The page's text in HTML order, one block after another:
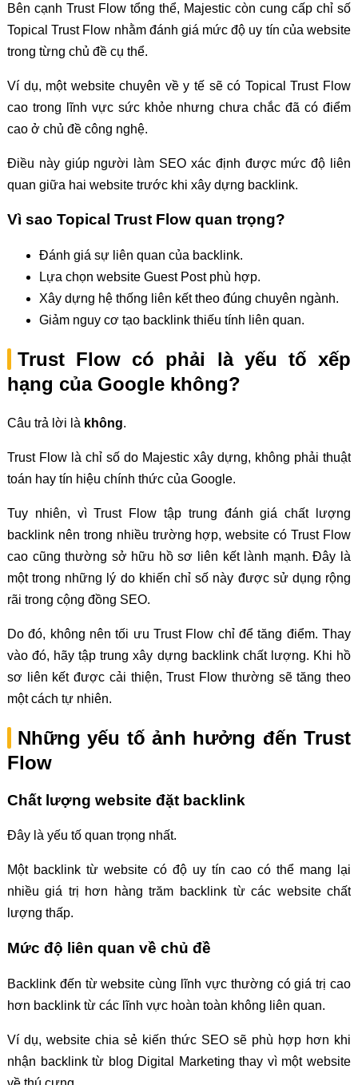
Bên cạnh Trust Flow tổng thể, Majestic còn cung cấp chỉ số
Topical Trust Flow nhằm đánh giá mức độ uy tín của website
trong từng chủ đề cụ thể.
Ví dụ, một website chuyên về y tế sẽ có Topical Trust Flow
cao trong lĩnh vực sức khỏe nhưng chưa chắc đã có điểm
cao ở chủ đề công nghệ.
Điều này giúp người làm SEO xác định được mức độ liên
quan giữa hai website trước khi xây dựng backlink.
Vì sao Topical Trust Flow quan trọng?
Đánh giá sự liên quan của backlink.
Lựa chọn website Guest Post phù hợp.
Xây dựng hệ thống liên kết theo đúng chuyên ngành.
Giảm nguy cơ tạo backlink thiếu tính liên quan.
Trust Flow có phải là yếu tố xếp
hạng của Google không?
Câu trả lời là không.
Trust Flow là chỉ số do Majestic xây dựng, không phải thuật
toán hay tín hiệu chính thức của Google.
Tuy nhiên, vì Trust Flow tập trung đánh giá chất lượng
backlink nên trong nhiều trường hợp, website có Trust Flow
cao cũng thường sở hữu hồ sơ liên kết lành mạnh. Đây là
một trong những lý do khiến chỉ số này được sử dụng rộng
rãi trong cộng đồng SEO.
Do đó, không nên tối ưu Trust Flow chỉ để tăng điểm. Thay
vào đó, hãy tập trung xây dựng backlink chất lượng. Khi hồ
sơ liên kết được cải thiện, Trust Flow thường sẽ tăng theo
một cách tự nhiên.
Những yếu tố ảnh hưởng đến Trust
Flow
Chất lượng website đặt backlink
Đây là yếu tố quan trọng nhất.
Một backlink từ website có độ uy tín cao có thể mang lại
nhiều giá trị hơn hàng trăm backlink từ các website chất
lượng thấp.
Mức độ liên quan về chủ đề
Backlink đến từ website cùng lĩnh vực thường có giá trị cao
hơn backlink từ các lĩnh vực hoàn toàn không liên quan.
Ví dụ, website chia sẻ kiến thức SEO sẽ phù hợp hơn khi
nhận backlink từ blog Digital Marketing thay vì một website